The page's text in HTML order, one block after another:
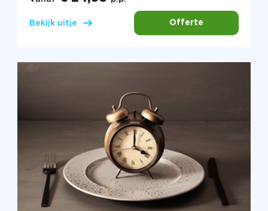
Bekijk uitje Offerte